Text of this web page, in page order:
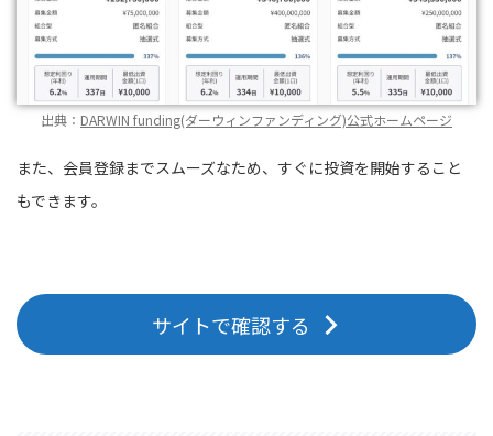
出典： DARWIN funding(ダーウィンファンディング)公式ホームページ
また、会員登録までスムーズなため、すぐに投資を開始すること
もできます。
サイトで確認する